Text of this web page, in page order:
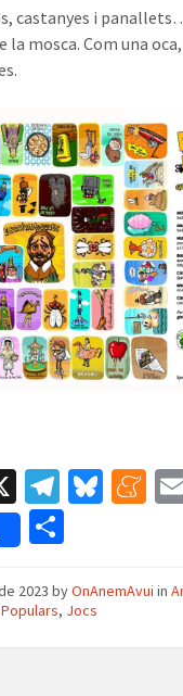
castanyes i
la mosca. Com una
X
Te
le
gr
a
m
Bl
ky
M
ea
e
m
2023 byOnAnemAvui in
, Jocs